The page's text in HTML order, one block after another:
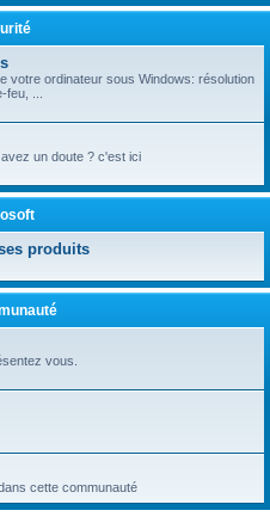
votre ordinateur sous Windows: résolution
...
un doute ? c'est ici
produits
vous.
cette communauté